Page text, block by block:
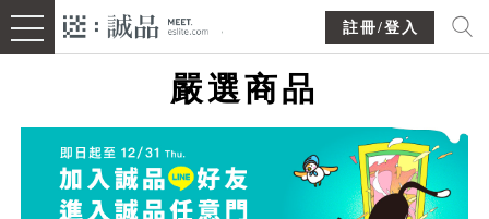
註冊/登入
嚴選商品